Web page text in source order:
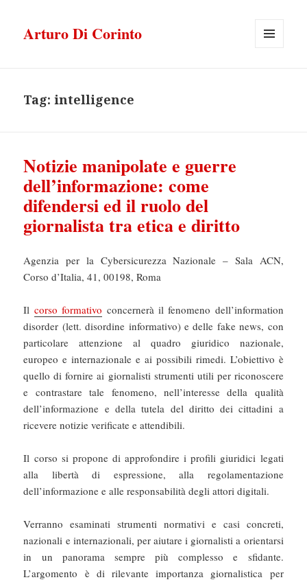
Arturo Di Corinto
Tag:intelligence
Notizie manipolate e guerre
dell’informazione: come
difendersi ed il ruolo del
giornalista tra etica e diritto
Agenzia per la Cybersicurezza Nazionale – Sala ACN,
Corso d’Italia, 41, 00198, Roma
Il corso formativo concernerà il fenomeno dell’information
disorder (lett. disordine informativo) e delle fake news, con
particolare attenzione al quadro giuridico nazionale,
europeo e internazionale e ai possibili rimedi. L’obiettivo è
quello di fornire ai giornalisti strumenti utili per riconoscere
e contrastare tale fenomeno, nell’interesse della qualità
dell’informazione e della tutela del diritto dei cittadini a
ricevere notizie verificate e attendibili.
Il corso si propone di approfondire i profili giuridici legati
alla libertà di espressione, alla regolamentazione
dell’informazione e alle responsabilità degli attori digitali.
Verranno esaminati strumenti normativi e casi concreti,
nazionali e internazionali, per aiutare i giornalisti a orientarsi
in un panorama sempre più complesso e sfidante.
L’argomento è di rilevante importanza giornalistica per